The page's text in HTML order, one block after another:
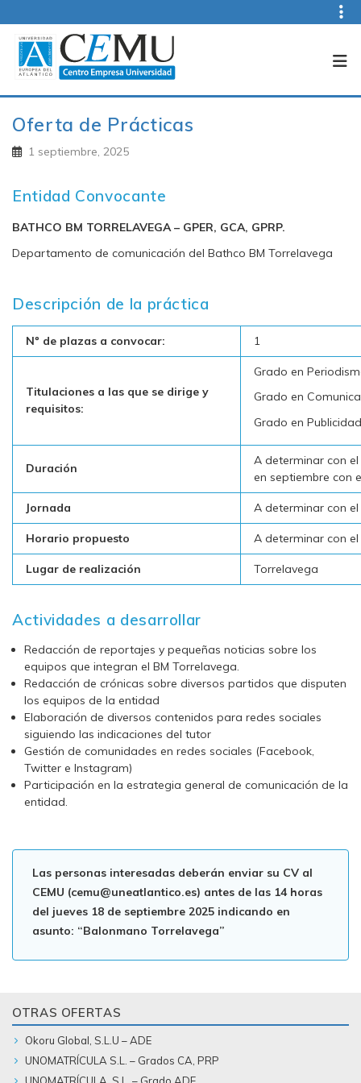
to
content
CEMU
Centro Empresa Universidad
Oferta de Prácticas
1 septiembre, 2025
Entidad Convocante
BATHCO BM TORRELAVEGA – GPER, GCA, GPRP.
Departamento de comunicación del Bathco BM Torrelavega
Descripción de la práctica
Nº de plazas a convocar: 1
Titulaciones a las que se dirige y
requisitos:
Grado en
Grado en
Grado en
Duración
A determinar con
en septiembre con
Jornada A determinar con
Horario propuesto A determinar con
Lugar de realización Torrelavega
Actividades a desarrollar
Redacción de reportajes y pequeñas noticias sobre los
equipos que integran el BM Torrelavega.
Redacción de crónicas sobre diversos partidos que disputen
los equipos de la entidad
Elaboración de diversos contenidos para redes sociales
siguiendo las indicaciones del tutor
Gestión de comunidades en redes sociales (Facebook,
Twitter e Instagram)
Participación en la estrategia general de comunicación de la
entidad.
Las personas interesadas deberán enviar su CV al
CEMU (cemu@uneatlantico.es) antes de las 14 horas
del jueves 18 de septiembre 2025 indicando en
asunto: “Balonmano Torrelavega”
OTRAS OFERTAS
Okoru Global, S.L.U – ADE
UNOMATRÍCULA S.L. – Grados CA, PRP